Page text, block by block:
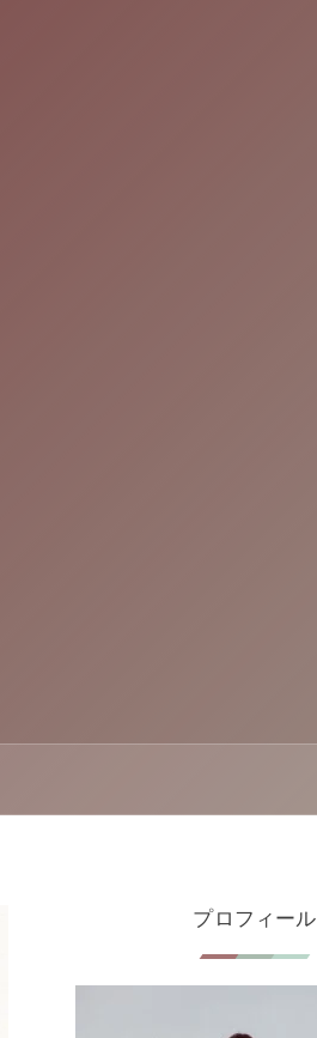
プロフィール